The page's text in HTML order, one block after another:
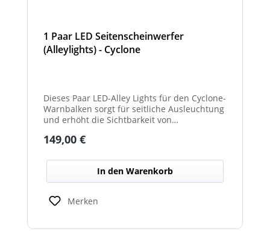
1 Paar LED Seitenscheinwerfer
(Alleylights) - Cyclone
Dieses Paar LED-Alley Lights für den Cyclone-
Warnbalken sorgt für seitliche Ausleuchtung
und erhöht die Sichtbarkeit von
Regulärer Preis:
149,00 €
In den Warenkorb
Merken